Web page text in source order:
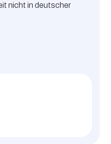
nicht in deutscher